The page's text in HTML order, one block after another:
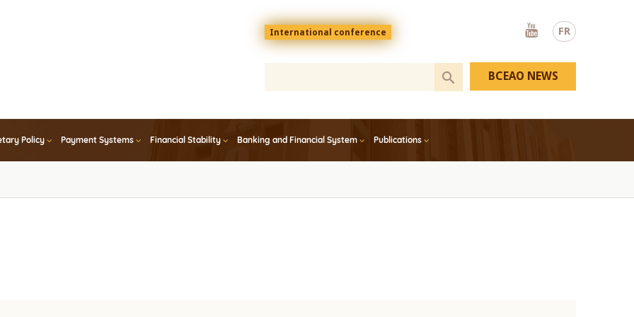
FR
Menu
top
En
International conference
Youtube
Policy Payment Systems Financial Stability Banking and Financial System Publications
BCEAO NEWS